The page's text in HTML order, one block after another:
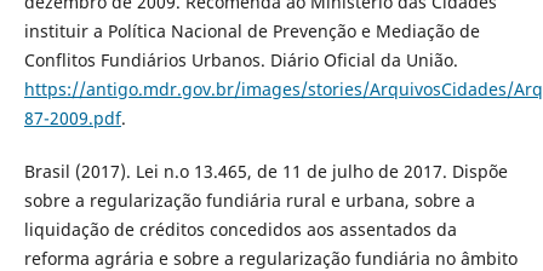
instituir a Política Nacional de Prevenção e Mediação de
Conflitos Fundiários Urbanos. Diário Oficial da União.
https://antigo.mdr.gov.br/images/stories/ArquivosCidades/
87-2009.pdf.
Brasil (2017). Lei n.o 13.465, de 11 de julho de 2017. Dispõe
sobre a regularização fundiária rural e urbana, sobre a
liquidação de créditos concedidos aos assentados da
reforma agrária e sobre a regularização fundiária no âmbito